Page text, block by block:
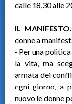
dalle 18,30 alle
IL MANIFESTO.
donne a
- Per una
la vita, ma
armata dei
ogni giorno, a
nuovo le donne